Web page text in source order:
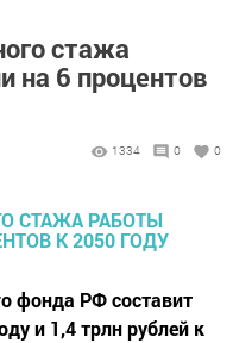
стажа
на 6 процентов
1334 0 0
фонда РФ составит
и 1,4 трлн рублей к